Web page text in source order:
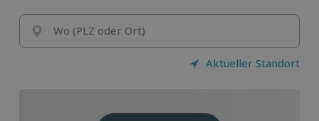
auch Junggesellenabschied – die Anlässe sind
vielfältig, genau wie die Geschenkideen!
Wo (PLZ oder Ort)
Aktueller Standort